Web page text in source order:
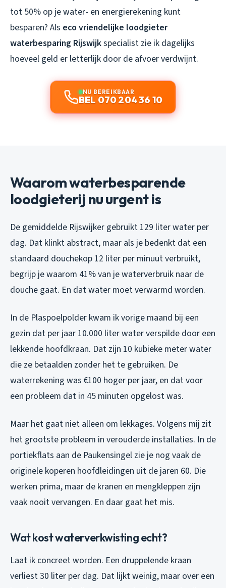
tot 50% op je water- en energierekening kunt
besparen? Als eco vriendelijke loodgieter
waterbesparing Rijswijkspecialist zie ik dagelijks
hoeveel geld er letterlijk door de afvoer verdwijnt.
NU BEREIKBAAR
BEL 070 204 36 10
Waarom waterbesparende
loodgieterij nu urgent is
De gemiddelde Rijswijker gebruikt 129 liter water per
dag. Dat klinkt abstract, maar als je bedenkt dat een
standaard douchekop 12 liter per minuut verbruikt,
begrijp je waarom 41% van je waterverbruik naar de
douche gaat. En dat water moet verwarmd worden.
In de Plaspoelpolder kwam ik vorige maand bij een
gezin dat per jaar 10.000 liter water verspilde door een
lekkende hoofdkraan. Dat zijn 10 kubieke meter water
die ze betaalden zonder het te gebruiken. De
waterrekening was €100 hoger per jaar, en dat voor
een probleem dat in 45 minuten opgelost was.
Maar het gaat niet alleen om lekkages. Volgens mij zit
het grootste probleem in verouderde installaties. In de
portiekflats aan de Paukensingel zie je nog vaak de
originele koperen hoofdleidingen uit de jaren 60. Die
werken prima, maar de kranen en mengkleppen zijn
vaak nooit vervangen. En daar gaat het mis.
Wat kost waterverkwisting echt?
Laat ik concreet worden. Een druppelende kraan
verliest 30 liter per dag. Dat lijkt weinig, maar over een